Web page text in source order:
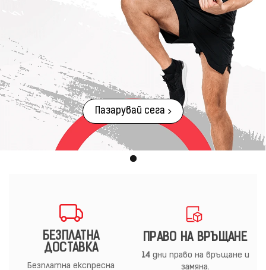
Пазарувай сега
БЕЗПЛАТНА
ДОСТАВКА
Безплатна експресна
ПРАВО НА ВРЪЩАНЕ
14дни право на връщане и
замяна.